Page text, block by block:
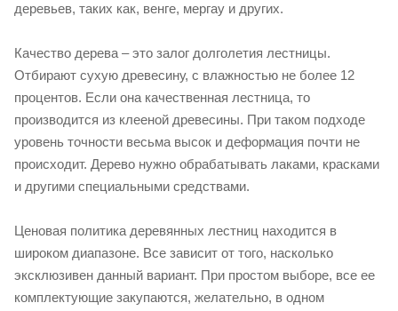
деревьев, таких как, венге, мергау и других.
Качество дерева – это залог долголетия лестницы.
Отбирают сухую древесину, с влажностью не более 12
процентов. Если она качественная лестница, то
производится из клееной древесины. При таком подходе
уровень точности весьма высок и деформация почти не
происходит. Дерево нужно обрабатывать лаками, красками
и другими специальными средствами.
Ценовая политика деревянных лестниц находится в
широком диапазоне. Все зависит от того, насколько
эксклюзивен данный вариант. При простом выборе, все ее
комплектующие закупаются, желательно, в одном